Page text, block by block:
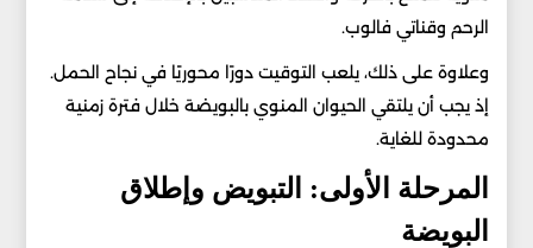
الرحم وقناتي فالوب.
وعلاوة على ذلك، يلعب التوقيت دورًا محوريًا في نجاح الحمل.
إذ يجب أن يلتقي الحيوان المنوي بالبويضة خلال فترة زمنية
محدودة للغاية.
المرحلة الأولى: التبويض وإطلاق
البويضة